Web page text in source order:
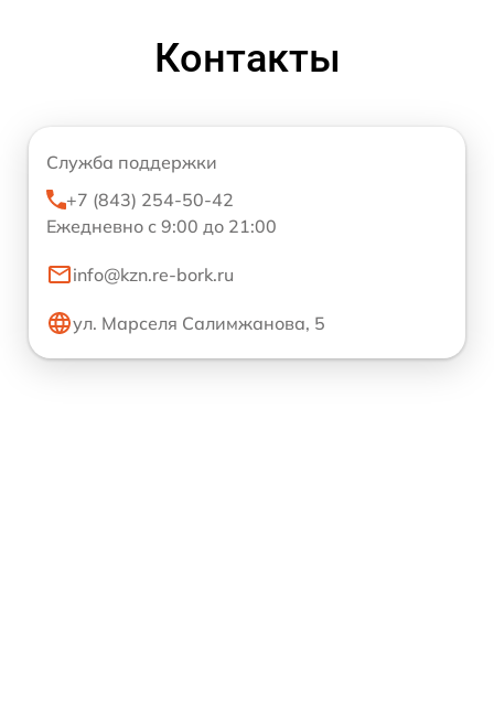
Контакты
Служба поддержки
+7 (843) 254-50-42
Ежедневно с 9:00 до 21:00
info@kzn.re-bork.ru
ул. Марселя Салимжанова, 5